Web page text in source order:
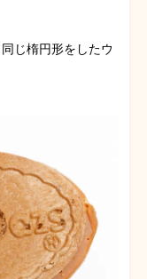
じ楕円形をしたウ